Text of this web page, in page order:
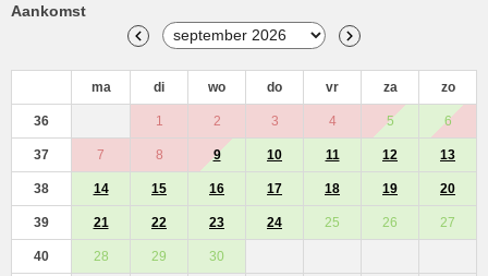
Aankomst
ma di wo do vr za zo
36 1 2 3 4 5 6
37 7 8 9 10 11 12 13
38 14 15 16 17 18 19 20
39 21 22 23 24 25 26 27
40 28 29 30